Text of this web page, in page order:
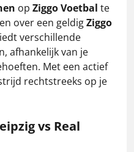
op Ziggo Voetbal te
over een geldigZiggo
verschillende
afhankelijk van je
Met een actief
rechtstreeks op je
vs Real